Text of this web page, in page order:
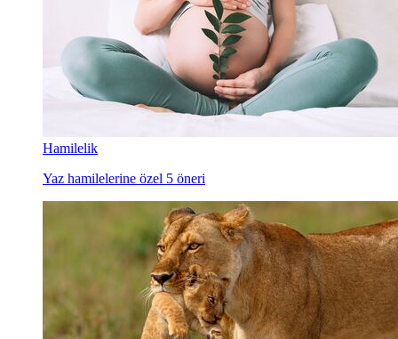
Hamilelik
Yaz hamilelerine özel 5 öneri